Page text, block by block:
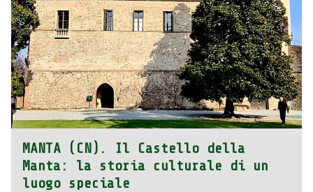
MANTA (CN). Il Castello della
Manta: la storia culturale di un
luogo speciale